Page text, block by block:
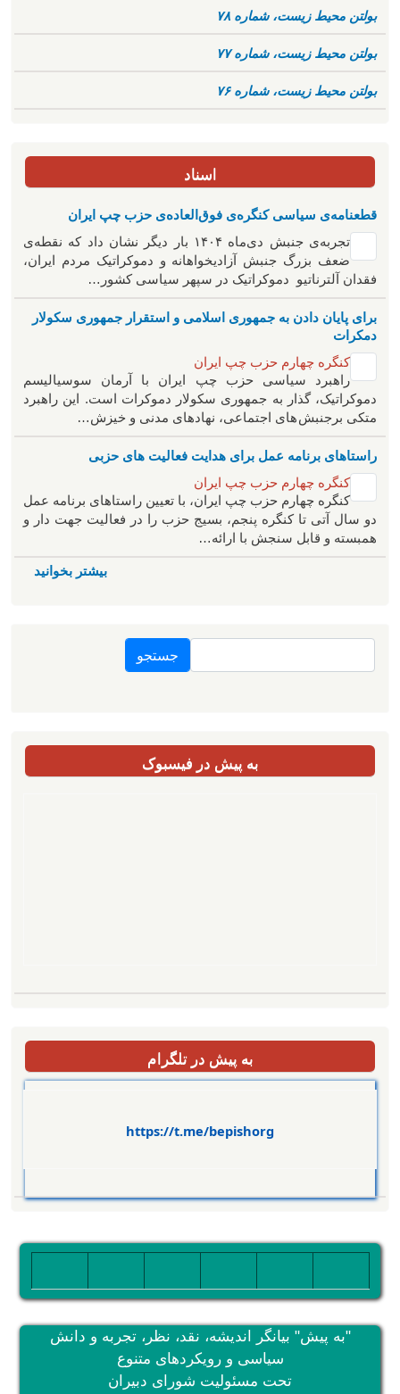
بولتن محیط زیست، شماره ۷۸
بولتن محیط زیست، شماره ۷۷
بولتن محیط زیست، شماره ۷۶
اسناد
قطعنامه‌ی سیاسی کنگره‌ی فوق‌العاده‌ی حزب چپ ایران
تجربه‌ی جنبش دی‌ماه ۱۴۰۴ بار دیگر نشان داد که نقطه‌ی
ضعف بزرگ جنبش آزادیخواهانه و دموکراتیک مردم ایران،
فقدان آلترناتیو دموکراتیک در سپهر سیاسی کشور…
برای پایان دادن به جمهوری اسلامی و استقرار جمهوری سکولار
دمکرات
کنگره چهارم حزب چپ ایران
راهبرد سياسی حزب چپ ایران با آرمان سوسیالیسم
دموکراتیک، گذار به جمهوری سکولار دموکرات است. این راهبرد
متکی برجنبش های اجتماعی، نهادهای مدنی و خیزش‌…
راستاهای برنامه عمل برای هدایت فعالیت های حزبی
کنگره چهارم حزب چپ ایران
کنگره چهارم حزب چپ ایران، با تعیین راستاهای برنامه عمل
دو سال آتی تا کنگره پنجم، بسیج حزب را در فعالیت جهت دار و
همبسته و قابل سنجش با ارائه…
بیشتر بخوانید
جستجو
به پیش در فیسبوک
به پیش در تلگرام
https://t.me/bepishorg
"به پیش" بیانگر اندیشه، نقد، نظر، تجربه و دانش
سیاسی و رویکردهای متنوع
تحت مسئولیت شورای دبیران